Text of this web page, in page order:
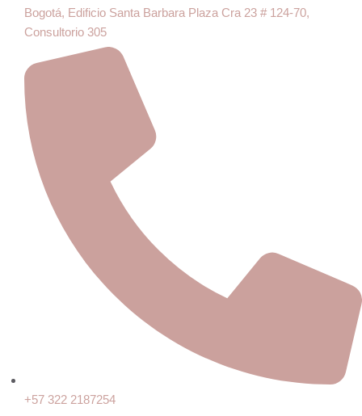
Bogotá, Edificio Santa Barbara Plaza Cra 23 # 124-70,
Consultorio 305
+57 322 2187254